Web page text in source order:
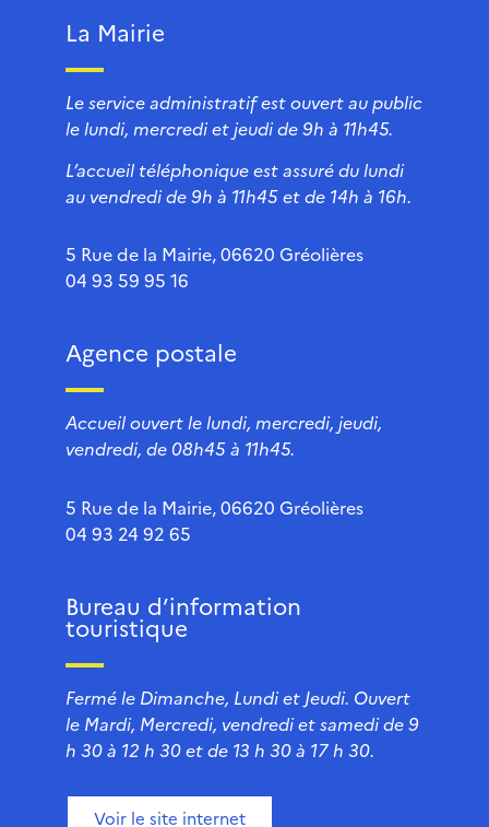
La Mairie
Le service administratif est ouvert au public
le lundi, mercredi et jeudi de 9h à 11h45.
L’accueil téléphonique est assuré du lundi
au vendredi de 9h à 11h45 et de 14h à 16h.
5 Rue de la Mairie, 06620 Gréolières
04 93 59 95 16
Agence postale
Accueil ouvert le lundi, mercredi, jeudi,
vendredi, de 08h45 à 11h45.
5 Rue de la Mairie, 06620 Gréolières
04 93 24 92 65
Bureau d’information
touristique
Fermé le Dimanche, Lundi et Jeudi. Ouvert
le Mardi, Mercredi, vendredi et samedi de 9
h 30 à 12 h 30 et de 13 h 30 à 17 h 30.
Voir le site internet